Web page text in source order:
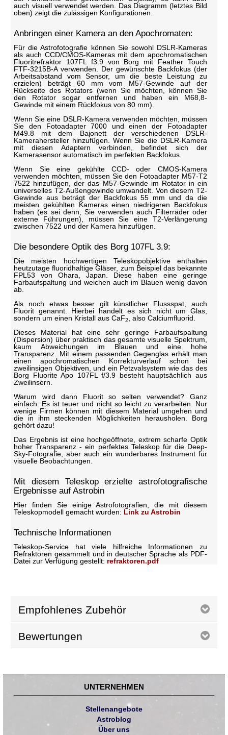
auch visuell verwendet werden. Das Diagramm (letztes Bild
oben) zeigt die zulässigen Konfigurationen.
Anbringen einer Kamera an den Apochromaten:
Für die Astrofotografie können Sie sowohl DSLR-Kameras
als auch CCD/CMOS-Kameras mit dem apochromatischen
Fluoritrefraktor 107FL f3.9 von Borg mit Feather Touch
FTF-3215B-A verwenden. Der gewünschte Backfokus (der
Arbeitsabstand vom Sensor, um die beste Leistung zu
erzielen) beträgt 60 mm vom M57-Gewinde auf der
Rückseite des Rotators (wenn Sie möchten, können Sie
den Rotator sogar entfernen und haben ein M68,8-
Gewinde mit einem Rückfokus von 80 mm).
Wenn Sie eine DSLR-Kamera verwenden möchten, müssen
Sie den Fotoadapter 7000 und einen der Fotoadapter
M49.8 mit dem Bajonett der verschiedenen DSLR-
Kamerahersteller hinzufügen. Wenn Sie die DSLR-Kamera
mit diesen Adaptern verbinden, befindet sich der
Kamerasensor automatisch im perfekten Backfokus.
Wenn Sie eine gekühlte CCD- oder CMOS-Kamera
verwenden möchten, müssen Sie den Fotoadapter M57-T2
7522 hinzufügen, der das M57-Gewinde im Rotator in ein
universelles T2-Außengewinde umwandelt. Von diesem T2-
Gewinde aus beträgt der Backfokus 55 mm und da die
meisten gekühlten Kameras einen niedrigeren Backfokus
haben (es sei denn, Sie verwenden auch Filterräder oder
externe Führungen), müssen Sie eine T2-Verlängerung
zwischen 7522 und der Kamera hinzufügen.
Die besondere Optik des Borg 107FL 3.9:
Die meisten hochwertigen Teleskopobjektive enthalten
heutzutage fluoridhaltige Gläser, zum Beispiel das bekannte
FPL53 von Ohara, Japan. Diese haben eine geringe
Farbaufspaltung und weichen auch im Blauen wenig davon
ab.
Als noch etwas besser gilt künstlicher Flussspat, auch
Fluorit genannt. Hierbei handelt es sich nicht um Glas,
sondern um einen Kristall aus CaF2, also Calciumfluorid.
Dieses Material hat eine sehr geringe Farbaufspaltung
(Dispersion) über praktisch das gesamte visuelle Spektrum,
kaum Abweichungen im Blauen und eine hohe
Transparenz. Mit einem passenden Gegenglas erhält man
einen apochromatischen Korrekturverlauf schon bei
zweilinsigen Objektiven, und ein Petzvalsystem wie das des
Borg Fluorite Apo 107FL f/3.9 besteht hauptsächlich aus
Zweilinsern.
Warum wird dann Fluorit so selten verwendet? Ganz
einfach: Es ist teuer und nicht so leicht zu verarbeiten. Nur
wenige Firmen können mit diesem Material umgehen und
die in ihm steckenden Möglichkeiten herausholen. Borg
gehört dazu!
Das Ergebnis ist eine hochgeöffnete, extrem scharfe Optik
hoher Transparenz - ein perfektes Teleskop für die Deep-
Sky-Fotografie, aber auch ein wunderbares Instrument für
visuelle Beobachtungen.
Mit diesem Teleskop erzielte astrofotografische
Ergebnisse auf Astrobin
Hier finden Sie einige Astrofotografien, die mit diesem
Teleskopmodell gemacht wurden: Link zu Astrobin
Technische Informationen
Teleskop-Service hat viele hilfreiche Informationen zu
Refraktoren gesammelt und in deutscher Sprache als PDF-
Datei zur Verfügung gestellt: refraktoren.pdf
Empfohlenes Zubehör
Bewertungen
UNTERNEHMEN
Stellenangebote
Astroblog
Über uns